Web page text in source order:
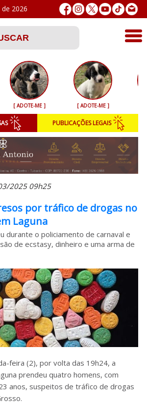
2026
Últimas
Esporte
Segurança
Geral
Variedades
Colunistas
Podcasts
Sobre o HC
[ ADOTE-ME ] [ ADOTE-ME ]
PUBLICAÇÕES LEGAIS
2025 09h25
por tráfico de drogas no
Laguna
durante o policiamento de carnaval e
de ecstasy, dinheiro e uma arma de
feira (2), por volta das 19h24, a
prendeu quatro homens, com
anos, suspeitos de tráfico de drogas